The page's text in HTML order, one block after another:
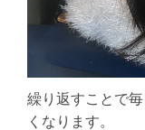
繰り返すことで
くなります。